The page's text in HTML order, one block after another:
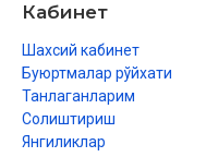
Кабинет
Шахсий кабинет
Буюртмалар рўйхати
Танлаганларим
Солиштириш
Янгиликлар